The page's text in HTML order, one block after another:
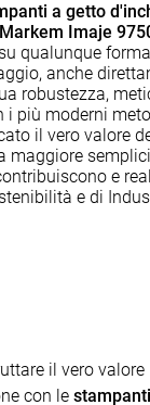
a getto
Markem Imaje
qualunque
anche
robustezza,
i più moderni
il vero valore
maggiore
e
e di
il vero valore
con le